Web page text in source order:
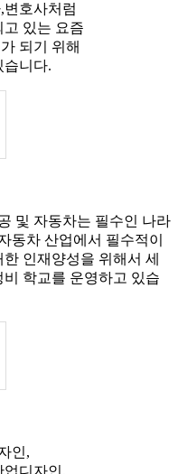
호사처럼
있는 요즘
되기 위해
습니다.
및 자동차는 필수인 나라
동차 산업에서 필수적이
인재양성을 위해서 세
학교를 운영하고 있습
인,